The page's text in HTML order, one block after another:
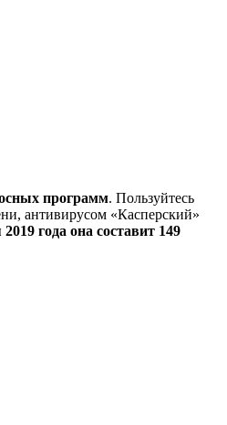
программ. Пользуйтесь
антивирусом «Касперский»
года она составит 149